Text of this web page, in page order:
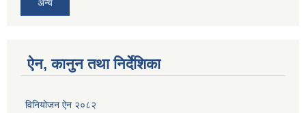
अन्य
ऐन, कानुन तथा निर्देशिका
विनियोजन ऐन २०८२